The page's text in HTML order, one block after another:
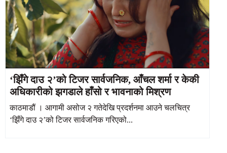
‘झिँगे दाउ २’को टिजर सार्वजनिक, आँचल शर्मा र केकी
अधिकारीको झगडाले हाँसो र भावनाको मिश्रण
काठमाडौं । आगामी असोज २ गतेदेखि प्रदर्शनमा आउने चलचित्र
‘झिँगे दाउ २’को टिजर सार्वजनिक गरिएको...